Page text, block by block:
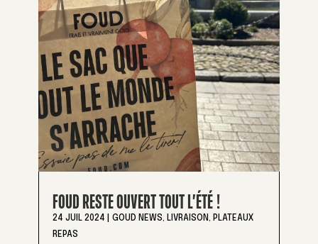
FOUD RESTE OUVERT TOUT L’ÉTÉ !
24 JUIL 2024 GOUD NEWS, LIVRAISON, PLATEAUX
REPAS